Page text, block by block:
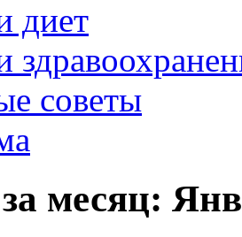
диет
советы
месяц: